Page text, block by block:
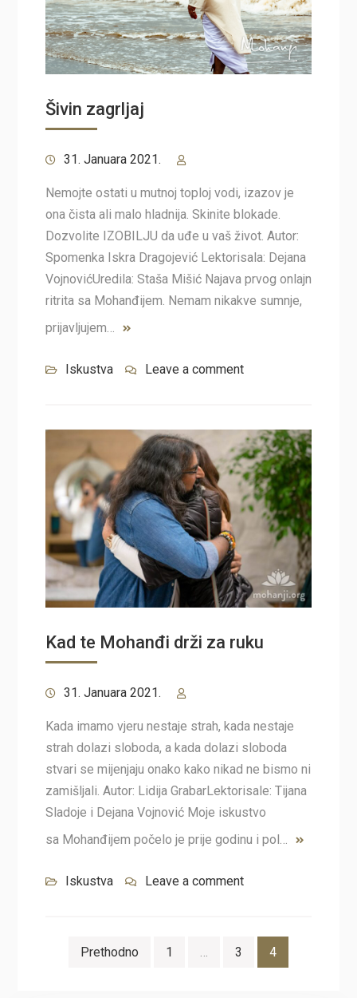
Šivin zagrljaj
31. Januara 2021.
Nemojte ostati u mutnoj toploj vodi, izazov je
ona čista ali malo hladnija. Skinite blokade.
Dozvolite IZOBILJU da uđe u vaš život. Autor:
Spomenka Iskra Dragojević Lektorisala: Dejana
VojnovićUredila: Staša Mišić Najava prvog onlajn
ritrita sa Mohanđijem. Nemam nikakve sumnje,
prijavljujem…
Iskustva Leave a comment
Kad te Mohanđi drži za ruku
31. Januara 2021.
Kada imamo vjeru nestaje strah, kada nestaje
strah dolazi sloboda, a kada dolazi sloboda
stvari se mijenjaju onako kako nikad ne bismo ni
zamišljali. Autor: Lidija GrabarLektorisale: Tijana
Sladoje i Dejana Vojnović Moje iskustvo
sa Mohanđijem počelo je prije godinu i pol…
Iskustva Leave a comment
Navigacija
Prethodno 1 … 3 4